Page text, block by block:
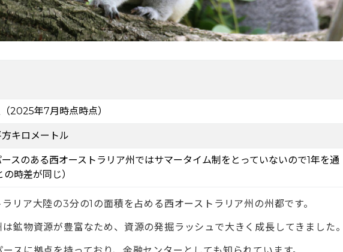
落ち着いた生活を送りたい人
やかさより実生活を重視したい人
すすめの語学学校3選
College of English
すすめの就労先
トランのスタッフ
ライバー
2025年7月時点時点）
キロメートル
ースのある西オーストラリア州ではサマータイム制をとっていないので1年を通
の時差が同じ）
リア大陸の3分の1の面積を占める西オーストラリア州の州都です。
鉱物資源が豊富なため、資源の発掘ラッシュで大きく成長してきました。